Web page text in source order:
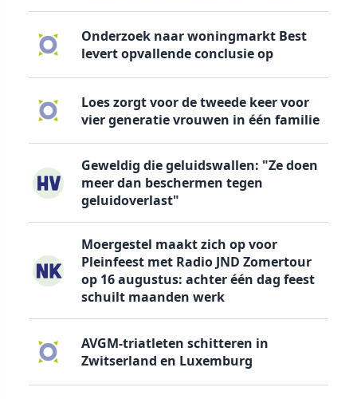
Onderzoek naar woningmarkt Best
levert opvallende conclusie op
Loes zorgt voor de tweede keer voor
vier generatie vrouwen in één familie
Geweldig die geluidswallen: "Ze doen
meer dan beschermen tegen
geluidoverlast"
Moergestel maakt zich op voor
Pleinfeest met Radio JND Zomertour
op 16 augustus: achter één dag feest
schuilt maanden werk
AVGM-triatleten schitteren in
Zwitserland en Luxemburg